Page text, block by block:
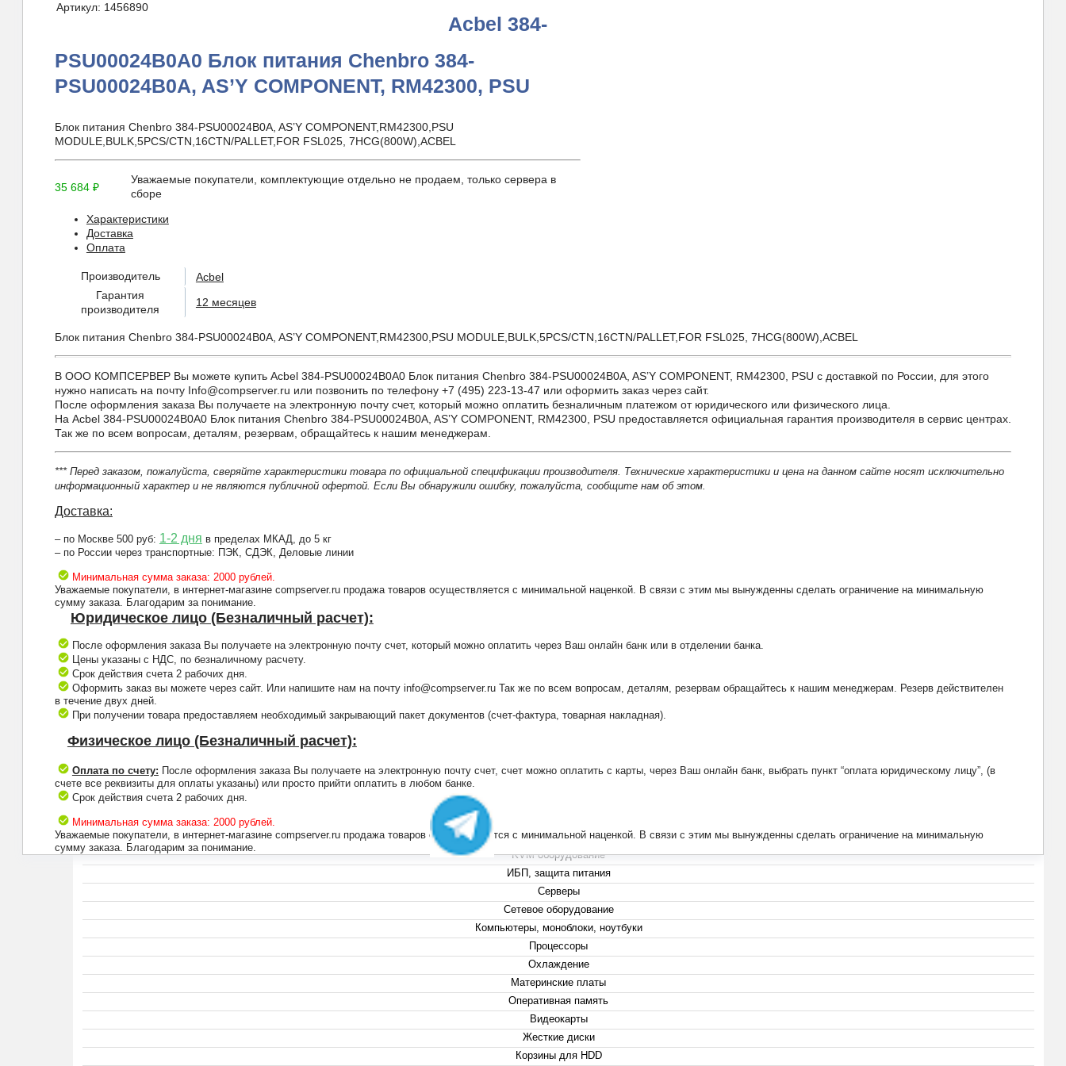
Артикул: 1456890
Acbel 384-
PSU00024B0A0 Блок питания Chenbro 384-
PSU00024B0A, AS’Y COMPONENT, RM42300, PSU
Блок питания Chenbro 384-PSU00024B0A, AS’Y COMPONENT,RM42300,PSU
MODULE,BULK,5PCS/CTN,16CTN/PALLET,FOR FSL025, 7HCG(800W),ACBEL
35 684 ₽
Уважаемые покупатели, комплектующие отдельно не продаем, только сервера в
сборе
Характеристики
Доставка
Оплата
Производитель
Acbel
Гарантия
производителя
12 месяцев
Блок питания Chenbro 384-PSU00024B0A, AS’Y COMPONENT,RM42300,PSU MODULE,BULK,5PCS/CTN,16CTN/PALLET,FOR FSL025, 7HCG(800W),ACBEL
В ООО КОМПСЕРВЕР Вы можете купить Acbel 384-PSU00024B0A0 Блок питания Chenbro 384-PSU00024B0A, AS’Y COMPONENT, RM42300, PSU с доставкой по России, для этого
нужно написать на почту Info@compserver.ru или позвонить по телефону +7 (495) 223-13-47 или оформить заказ через сайт.
После оформления заказа Вы получаете на электронную почту счет, который можно оплатить безналичным платежом от юридического или физического лица.
На Acbel 384-PSU00024B0A0 Блок питания Chenbro 384-PSU00024B0A, AS’Y COMPONENT, RM42300, PSU предоставляется официальная гарантия производителя в сервис центрах.
Так же по всем вопросам, деталям, резервам, обращайтесь к нашим менеджерам.
*** Перед заказом, пожалуйста, сверяйте характеристики товара по официальной спецификации производителя. Технические характеристики и цена на данном сайте носят исключительно
информационный характер и не являются публичной офертой. Если Вы обнаружили ошибку, пожалуйста, сообщите нам об этом.
Доставка:
– по Москве 500 руб: 1-2 дня в пределах МКАД, до 5 кг
– по России через транспортные: ПЭК, СДЭК, Деловые линии
Минимальная сумма заказа: 2000 рублей.
Уважаемые покупатели, в интернет-магазине compserver.ru продажа товаров осуществляется с минимальной наценкой. В связи с этим мы вынужденны сделать ограничение на минимальную
сумму заказа. Благодарим за понимание.
Юридическое лицо (Безналичный расчет):
После оформления заказа Вы получаете на электронную почту счет, который можно оплатить через Ваш онлайн банк или в отделении банка.
Цены указаны с НДС, по безналичному расчету.
Срок действия счета 2 рабочих дня.
Оформить заказ вы можете через сайт. Или напишите нам на почту info@compserver.ru Так же по всем вопросам, деталям, резервам обращайтесь к нашим менеджерам. Резерв действителен
в течение двух дней.
При получении товара предоставляем необходимый закрывающий пакет документов (счет-фактура, товарная накладная).
Физическое лицо (Безналичный расчет):
Оплата по счету: После оформления заказа Вы получаете на электронную почту счет, счет можно оплатить с карты, через Ваш онлайн банк, выбрать пункт “оплата юридическому лицу”, (в
счете все реквизиты для оплаты указаны) или просто прийти оплатить в любом банке.
Срок действия счета 2 рабочих дня.
Минимальная сумма заказа: 2000 рублей.
Уважаемые покупатели, в интернет-магазине compserver.ru продажа товаров осуществляется с минимальной наценкой. В связи с этим мы вынужденны сделать ограничение на минимальную
сумму заказа. Благодарим за понимание.
+7 (495) 223-13-47
KVM оборудование
ИБП, защита питания
Серверы
Сетевое оборудование
Компьютеры, моноблоки, ноутбуки
Процессоры
Охлаждение
Материнские платы
Оперативная память
Видеокарты
Жесткие диски
Корзины для HDD